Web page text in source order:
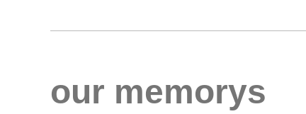
our memorys